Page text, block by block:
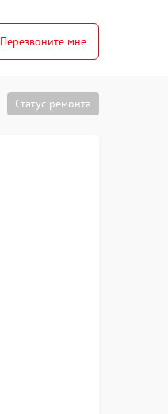
Перезвоните мне
Статус ремонта